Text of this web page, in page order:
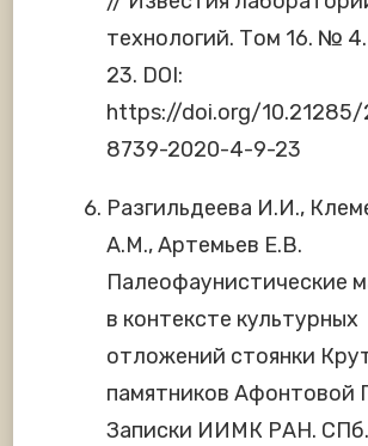
технологий. Том 16. №
23. DOI:
https://doi.org/10.21285/
8739-2020-4-9-23
Разгильдеева И.И.,
А.М., Артемьев Е.В.
Палеофаунистические
в контексте культурных
отложений стоянки
памятников Афонтовой
Записки ИИМК РАН.